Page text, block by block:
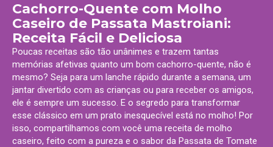
Cachorro-Quente com Molho
Caseiro de Passata Mastroiani:
Receita Fácil e Deliciosa
Poucas receitas são tão unânimes e trazem tantas
memórias afetivas quanto um bom cachorro-quente, não é
mesmo? Seja para um lanche rápido durante a semana, um
jantar divertido com as crianças ou para receber os amigos,
ele é sempre um sucesso. E o segredo para transformar
esse clássico em um prato inesquecível está no molho! Por
isso, compartilhamos com você uma receita de molho
caseiro, feito com a pureza e o sabor da Passata de Tomate